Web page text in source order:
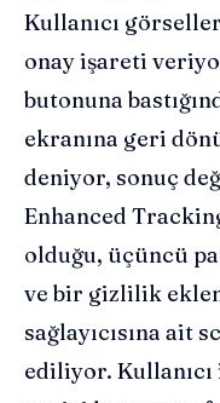
Kullanıcı
onay işareti
butonuna
ekranına geri
deniyor, sonuç
Enhanced
olduğu, üçüncü
ve bir gizlilik
sağlayıcısına ait
ediliyor.